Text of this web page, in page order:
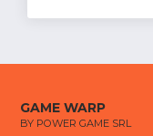
GAME WARP
BY POWER GAME SRL